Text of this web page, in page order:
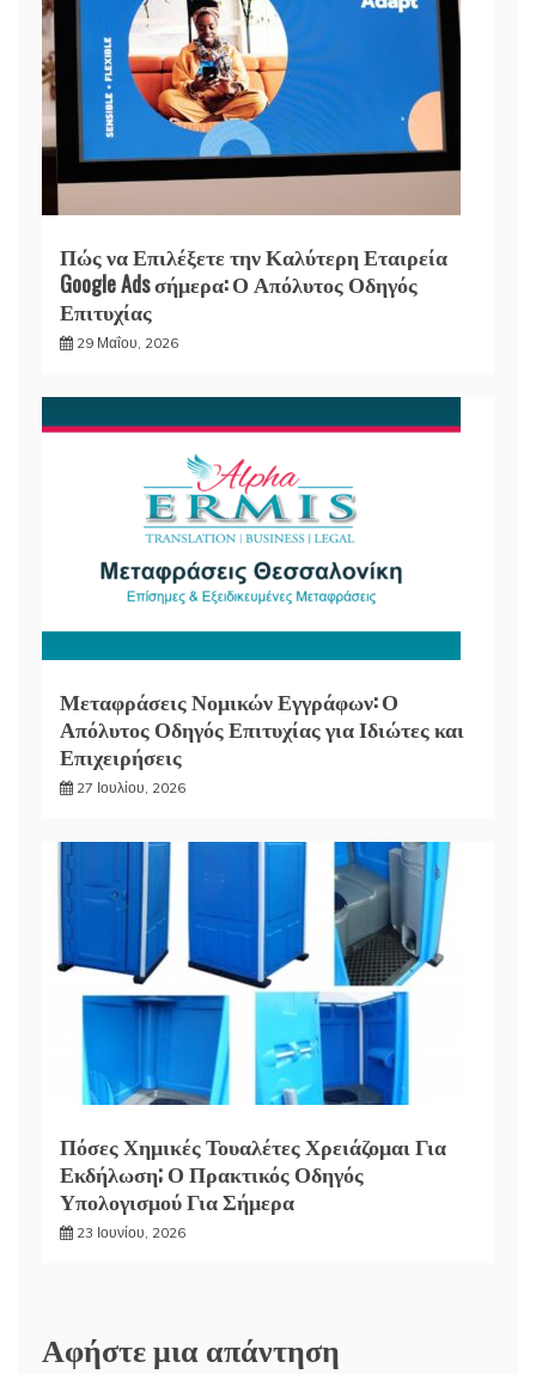
Πώς να Επιλέξετε την Καλύτερη Εταιρεία
Google Ads σήμερα: Ο Απόλυτος Οδηγός
Επιτυχίας
29 Μαΐου, 2026
Μεταφράσεις Νομικών Εγγράφων: Ο
Απόλυτος Οδηγός Επιτυχίας για Ιδιώτες και
Επιχειρήσεις
27 Ιουλίου, 2026
Πόσες Χημικές Τουαλέτες Χρειάζομαι Για
Εκδήλωση; Ο Πρακτικός Οδηγός
Υπολογισμού Για Σήμερα
23 Ιουνίου, 2026
Αφήστε μια απάντηση